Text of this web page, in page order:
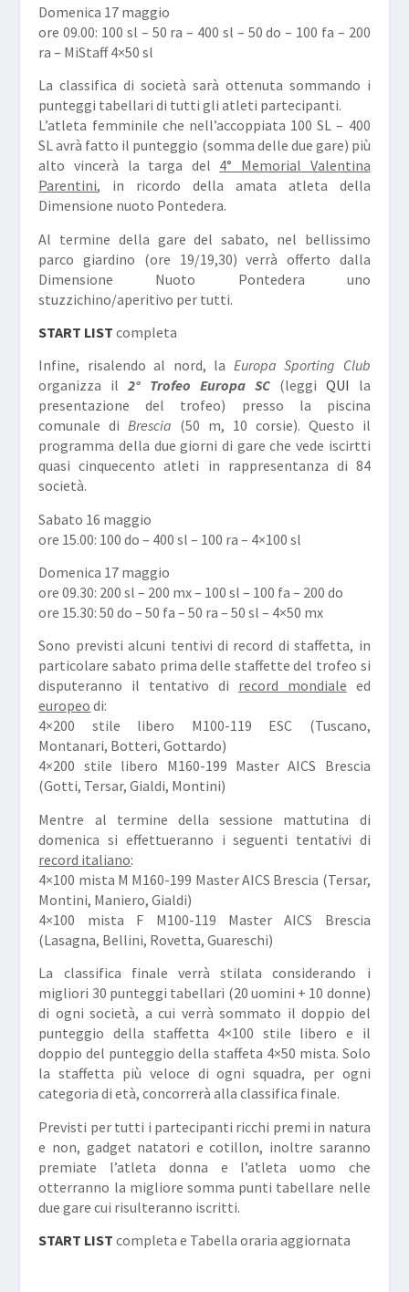
Domenica 17 maggio
ore 09.00: 100 sl – 50 ra – 400 sl – 50 do – 100 fa – 200
ra – MiStaff 4×50 sl
La classifica di società sarà ottenuta sommando i
punteggi tabellari di tutti gli atleti partecipanti.
L’atleta femminile che nell’accoppiata 100 SL – 400
SL avrà fatto il punteggio (somma delle due gare) più
alto vincerà la targa del 4° Memorial Valentina
Parentini, in ricordo della amata atleta della
Dimensione nuoto Pontedera.
Al termine della gare del sabato, nel bellissimo
parco giardino (ore 19/19,30) verrà offerto dalla
Dimensione Nuoto Pontedera uno
stuzzichino/aperitivo per tutti.
START LIST completa
Infine, risalendo al nord, la Europa Sporting Club
organizza il2° Trofeo Europa SC(leggi QUI la
presentazione del trofeo) presso la piscina
comunale diBrescia (50 m, 10 corsie). Questo il
programma della due giorni di gare che vede iscirtti
quasi cinquecento atleti in rappresentanza di 84
società.
Sabato 16 maggio
ore 15.00: 100 do – 400 sl – 100 ra – 4×100 sl
Domenica 17 maggio
ore 09.30: 200 sl – 200 mx – 100 sl – 100 fa – 200 do
ore 15.30: 50 do – 50 fa – 50 ra – 50 sl – 4×50 mx
Sono previsti alcuni tentivi di record di staffetta, in
particolare sabato prima delle staffette del trofeo si
disputeranno il tentativo di record mondiale ed
europeo di:
4×200 stile libero M100-119 ESC (Tuscano,
Montanari, Botteri, Gottardo)
4×200 stile libero M160-199 Master AICS Brescia
(Gotti, Tersar, Gialdi, Montini)
Mentre al termine della sessione mattutina di
domenica si effettueranno i seguenti tentativi di
record italiano:
4×100 mista M M160-199 Master AICS Brescia (Tersar,
Montini, Maniero, Gialdi)
4×100 mista F M100-119 Master AICS Brescia
(Lasagna, Bellini, Rovetta, Guareschi)
La classifica finale verrà stilata considerando i
migliori 30 punteggi tabellari (20 uomini + 10 donne)
di ogni società, a cui verrà sommato il doppio del
punteggio della staffetta 4×100 stile libero e il
doppio del punteggio della staffeta 4×50 mista. Solo
la staffetta più veloce di ogni squadra, per ogni
categoria di età, concorrerà alla classifica finale.
Previsti per tutti i partecipanti ricchi premi in natura
e non, gadget natatori e cotillon, inoltre saranno
premiate l’atleta donna e l’atleta uomo che
otterranno la migliore somma punti tabellare nelle
due gare cui risulteranno iscritti.
START LIST completa e Tabella oraria aggiornata